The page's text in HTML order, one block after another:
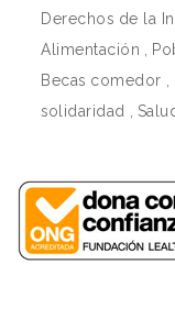
Derechos de la
Alimentación ,
Becas comedor ,
solidaridad ,